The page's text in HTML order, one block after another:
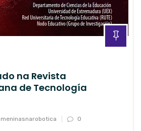
na Revista
de Tecnología
meninasnarobotica 0